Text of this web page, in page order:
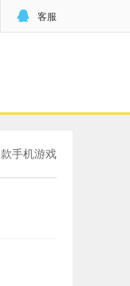
 客服
款手机游戏